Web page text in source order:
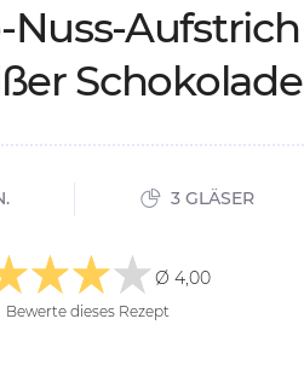
Nuss-Auf­strich
Scho­ko­la­de
3 GLÄSER
Ø 4,00
Bewerte dieses Rezept